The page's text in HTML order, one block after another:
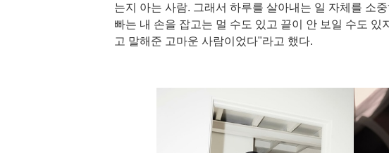
는지 아는 사람. 그래서 하루를 살아내는 일 자체를 소
빠는 내 손을 잡고는 멀 수도 있고 끝이 안 보일 수도
고 말해준 고마운 사람이었다"라고 했다.